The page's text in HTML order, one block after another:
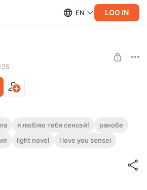
EN LOG IN
сенсей!". Первый том.
"Я люблю тебя, сенсей!".
available after purchase
я люблю тебя сенсей!
ранобе
light novel i love you sensei